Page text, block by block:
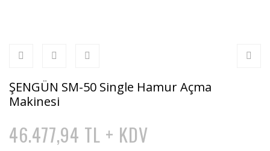
ŞENGÜN SM-50 Single Hamur Açma
Makinesi
46.477,94 TL + KDV